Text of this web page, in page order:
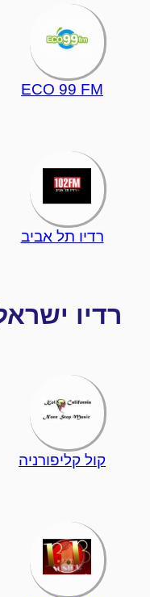
ECO 99 FM
רדיו תל אביב
רדיו
קול קליפורניה